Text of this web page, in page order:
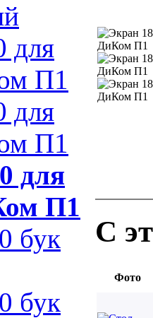
для
П1
для
П1
для
П1
бук
бук
С
Фото